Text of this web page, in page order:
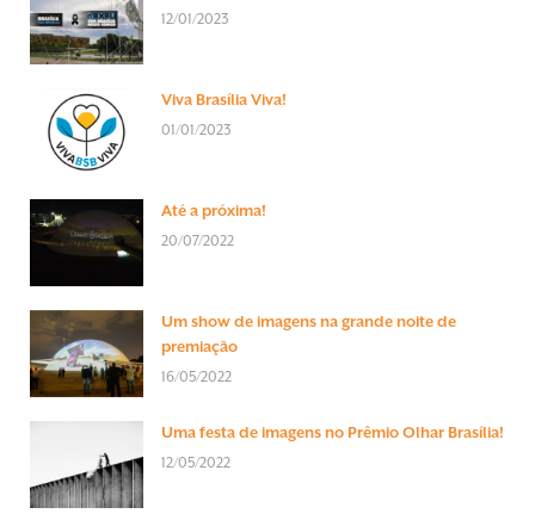
12/01/2023
Viva Brasília Viva!
01/01/2023
Até a próxima!
20/07/2022
Um show de imagens na grande noite de
premiação
16/05/2022
Uma festa de imagens no Prêmio Olhar Brasília!
12/05/2022